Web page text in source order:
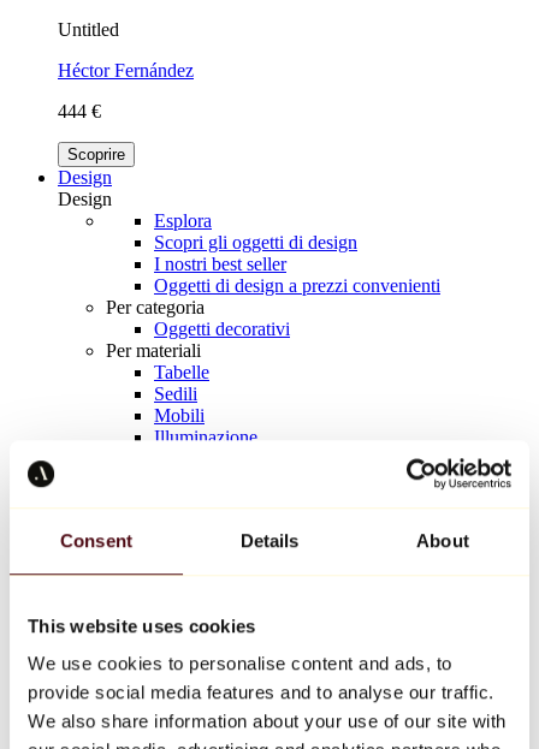
Consent Details About
This website uses cookies
We use cookies to personalise content and ads, to
provide social media features and to analyse our traffic.
We also share information about your use of our site with
Untitled
Héctor Fernández
444 €
Scoprire
Design
Design
Esplora
Scopri gli oggetti di design
I nostri best seller
Oggetti di design a prezzi convenienti
Per categoria
Oggetti decorativi
Per materiali
Tabelle
Sedili
Mobili
Illuminazione
Keith Haring
Tutti i designer
Opera della settimana